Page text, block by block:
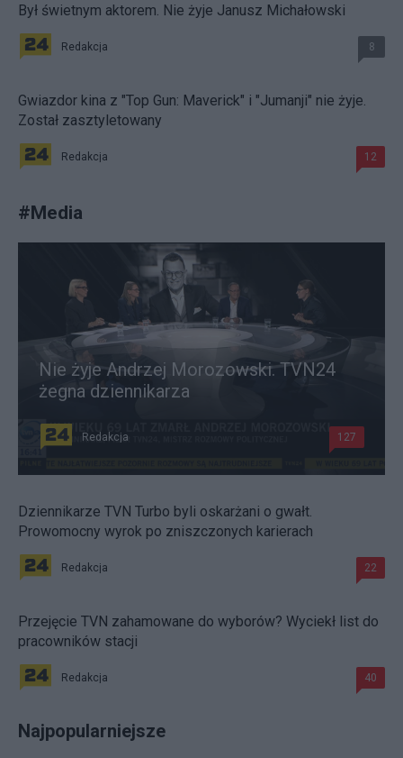
Był świetnym aktorem. Nie żyje Janusz Michałowski
Redakcja 8
Gwiazdor kina z "Top Gun: Maverick" i "Jumanji" nie żyje.
Został zasztyletowany
Redakcja 12
#Media
Nie żyje Andrzej Morozowski. TVN24
żegna dziennikarza
Redakcja 127
Dziennikarze TVN Turbo byli oskarżani o gwałt.
Prowomocny wyrok po zniszczonych karierach
Redakcja 22
Przejęcie TVN zahamowane do wyborów? Wyciekł list do
pracowników stacji
Redakcja 40
Najpopularniejsze